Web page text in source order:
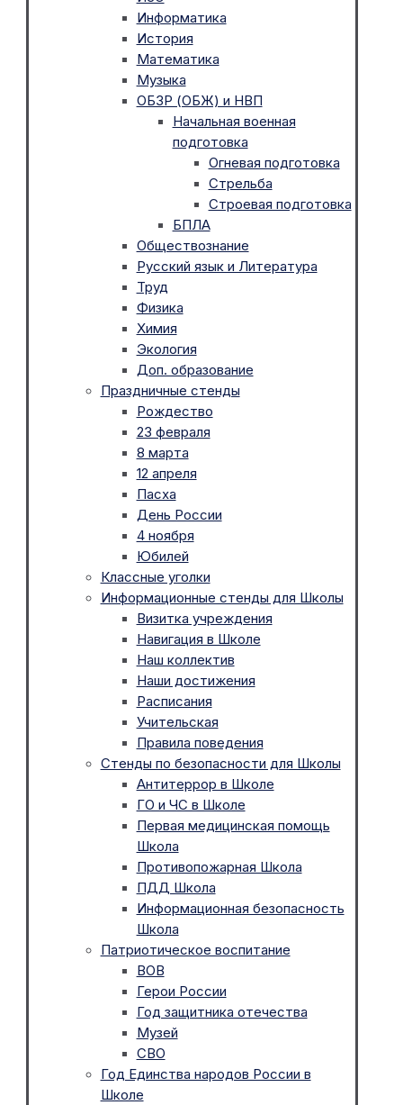
Информатика
История
Математика
Музыка
ОБЗР (ОБЖ) и НВП
Начальная военная
подготовка
Огневая подготовка
Стрельба
Строевая подготовка
БПЛА
Обществознание
Русский язык и Литература
Труд
Физика
Химия
Экология
Доп. образование
Праздничные стенды
Рождество
23 февраля
8 марта
12 апреля
Пасха
День России
4 ноября
Юбилей
Классные уголки
Информационные стенды для Школы
Визитка учреждения
Навигация в Школе
Наш коллектив
Наши достижения
Расписания
Учительская
Правила поведения
Стенды по безопасности для Школы
Антитеррор в Школе
ГО и ЧС в Школе
Первая медицинская помощь
Школа
Противопожарная Школа
ПДД Школа
Информационная безопасность
Школа
Патриотическое воспитание
ВОВ
Герои России
Год защитника отечества
Музей
СВО
Год Единства народов России в
Школе